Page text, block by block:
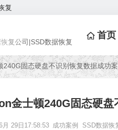
复
复公司|SSD数据恢复
首页
240G固态硬盘不识别恢复数据成功
金士顿240G固态硬盘
月 29日17:58:53 成功案例 SSD数据恢